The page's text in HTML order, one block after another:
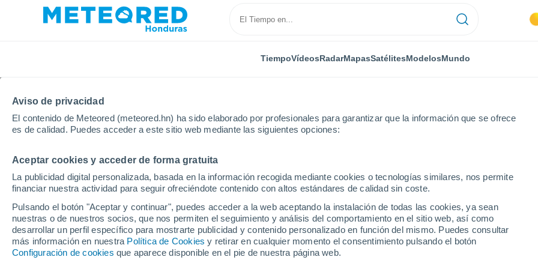
Aviso de privacidad
El contenido de Meteored (meteored.hn) ha sido elaborado por profesionales para garantizar que la información que se ofrece
es de calidad. Puedes acceder a este sitio web mediante las siguientes opciones:
Aceptar cookies y acceder de forma gratuita
La publicidad digital personalizada, basada en la información recogida mediante cookies o tecnologías similares, nos permite
financiar nuestra actividad para seguir ofreciéndote contenido con altos estándares de calidad sin coste.
Pulsando el botón "Aceptar y continuar", puedes acceder a la web aceptando la instalación de todas las cookies, ya sean
nuestras o de nuestros socios, que nos permiten el seguimiento y análisis del comportamiento en el sitio web, así como
desarrollar un perfil específico para mostrarte publicidad y contenido personalizado en función del mismo. Puedes consultar
más información en nuestra Política de Cookies y retirar en cualquier momento el consentimiento pulsando el botón
Configuración de cookies que aparece disponible en el pie de nuestra página web.
TiempoVídeosRadarMapasSatélitesModelosMundo
Inicio Francia Occitania Tarn y Garona
Tiempo en Moissac por horas
Tiempo 1 - 7 días Por horas